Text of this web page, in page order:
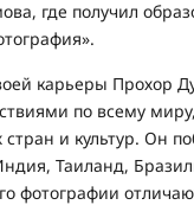
где получил
карьеры Прохор
по всему
стран и культур. Он
Таиланд,
фотографии